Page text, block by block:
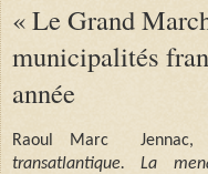
« Le Grand
municipalités
année
Raoul Marc
transatlantique. La